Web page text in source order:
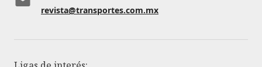
revista@transportes.com.mx